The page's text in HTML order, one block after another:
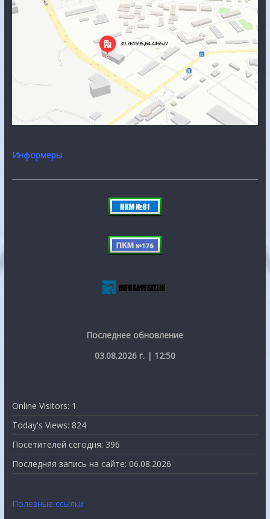
Информеры
Последнее обновление
03.08.2026 г. | 12:50
Online Visitors: 1
Today's Views: 824
Посетителей сегодня: 396
Последняя запись на сайте: 06.08.2026
Полезные ссылки